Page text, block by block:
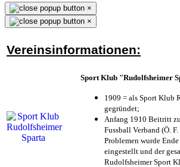
×
×
Vereinsinformationen:
Sport Klub "Rudolfsheimer
1909 = als Sport Klub
gegründet;
Anfang 1910 Beitritt
Fussball Verband (Ö.
Problemen wurde
eingestellt und der
Rudolfsheimer Sport